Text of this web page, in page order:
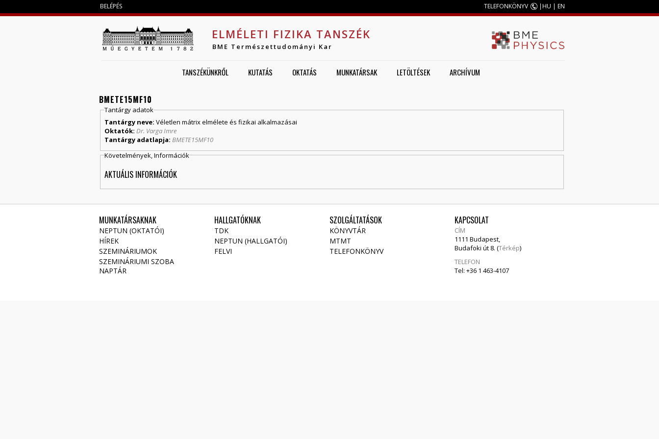
BELÉPÉS TELEFONKÖNYV |HU | EN
ELMÉLETI FIZIKA TANSZÉK
BME Természettudományi Kar
TANSZÉKÜNKRŐL KUTATÁS OKTATÁS MUNKATÁRSAK LETÖLTÉSEK ARCHÍVUM
BMETE15MF10
Tantárgy adatok
Tantárgy neve:Véletlen mátrix elmélete és fizikai alkalmazásai
Oktatók: Dr. Varga Imre
Tantárgy adatlapja: BMETE15MF10
Követelmények, Információk
AKTUÁLIS INFORMÁCIÓK
MUNKATÁRSAKNAK
NEPTUN (OKTATÓI)
HÍREK
SZEMINÁRIUMOK
SZEMINÁRIUMI SZOBA
NAPTÁR
HALLGATÓKNAK
TDK
NEPTUN (HALLGATÓI)
FELVI
SZOLGÁLTATÁSOK
KÖNYVTÁR
MTMT
TELEFONKÖNYV
KAPCSOLAT
CÍM
1111 Budapest,
Budafoki út 8. (Térkép)
TELEFON
Tel: +36 1 463-4107